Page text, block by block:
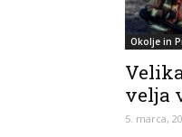
Okolje in
velja
5. marca,